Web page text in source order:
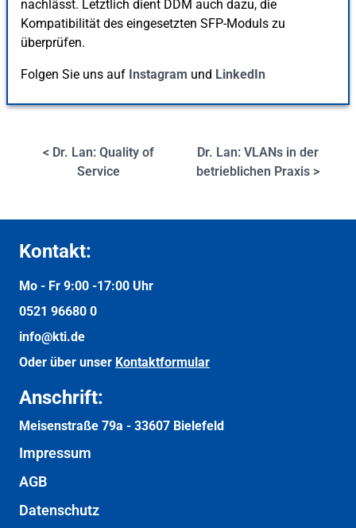
nachlässt. Letztlich dient DDM auch dazu, die
Kompatibilität des eingesetzten SFP-Moduls zu
überprüfen.
Folgen Sie uns auf Instagram und LinkedIn
< Dr. Lan: Quality of
Service
Dr. Lan: VLANs in der
betrieblichen Praxis >
Kontakt:
Mo - Fr 9:00 -17:00 Uhr
0521 96680 0
info@kti.de
Oder über unser Kontaktformular
Anschrift:
Meisenstraße 79a - 33607 Bielefeld
Impressum
AGB
Datenschutz